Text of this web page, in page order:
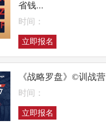
省钱...
时间：
立即报名
《战略罗盘》©训战营
时间：
立即报名